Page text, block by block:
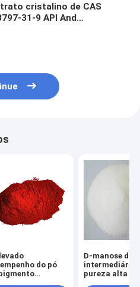
cristalino de CAS
31-9 API And
do pó
D-manose dos
pureza alta